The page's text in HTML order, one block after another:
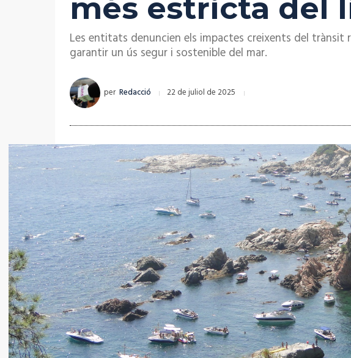
més estricta del
Les entitats denuncien els impactes creixents del
garantir un ús segur i sostenible del mar.
per Redacció 22 de juliol de 2025